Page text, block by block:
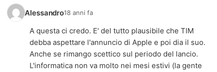
Alessandro18 anni fa
A questa ci credo. E' del tutto plausibile che TIM
debba aspettare l'annuncio di Apple e poi dia il suo.
Anche se rimango scettico sul periodo del lancio.
L'informatica non va molto nei mesi estivi (la gente